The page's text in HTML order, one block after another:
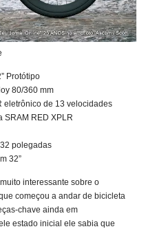
Protótipo
80/360 mm
eletrônico de 13 velocidades
SRAM RED XPLR
polegadas
32”
interessante sobre o
começou a andar de bicicleta
chave ainda em
estado inicial ele sabia que